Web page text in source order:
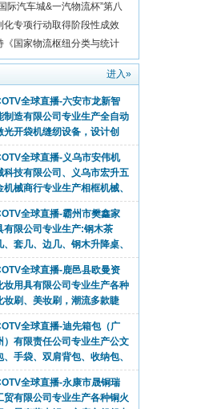
际汽车城&一汽物流杯”第八
设计大赛签约启动仪式
化专项行动取得阶段性成效
《国家物流枢纽分类与统计
准审查会
进入»
全球直播-六安市龙新智
制造有限公司专业生产全自动
激光开袋机缝纫设备，设计创
采用全自动激光开袋机模具
省模具成本），操作方便，
全球直播-义乌市安伟机
科技有限公司、义乌市宏升五
机械商行专业生产相框机械、
轮、模具、烫金轮、热转印
品，源头工厂，欢迎大家光
全球直播-霸州市樊鑫家
有限公司专业生产:钢木茶
、套几、边几、钢木升降桌、
茶台等休闲及户外家具产
！
全球直播-鹿邑县欧曼资
妆用具有限公司专业生产各种
妆刷、美妆刷，潮流多款睫
牙刷等产品，源头工厂，欢
全球直播-迪先箱包（广
）有限责任公司专业生产公文
、手袋、双肩背包、收纳包、
车资料包等各种款式箱包产
全球直播-永康市晟铜瑞
贸有限公司专业生产各种铜火
、景泰蓝火锅；永康市舒舒电
各种铜壶、铜水壶、铜壶、
迎大家光临！
全球直播-临沂市兰山区
越清洁用品厂专业生产：竹纤